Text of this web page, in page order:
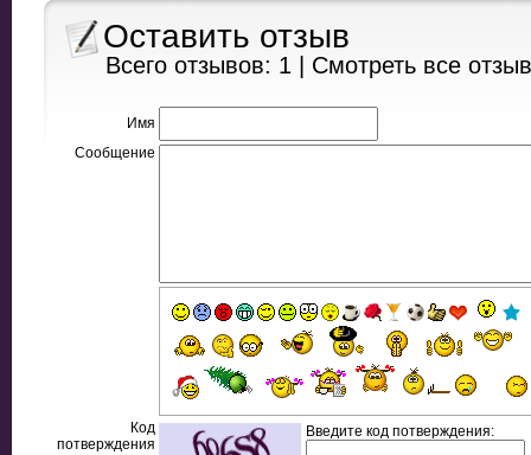
Оставить отзыв
Всего отзывов: 1 | Смотреть все
Имя
Сообщение
Код
потверждения
Введите код потверждения: